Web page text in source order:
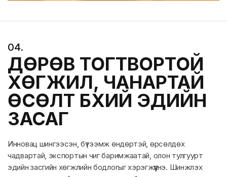
04.
ДӨРӨВ ТОГТВОРТОЙ
ХӨГЖИЛ, ЧАНАРТАЙ
ӨСӨЛТ БҮХИЙ ЭДИЙН
ЗАСАГ
Инновац шингээсэн, бүтээмж өндөртэй, өрсөлдөх
чадвартай, экспортын чиг баримжаатай, олон тулгуурт
эдийн засгийн хөгжлийн бодлогыг хэрэгжүүлнэ. Шинжлэх